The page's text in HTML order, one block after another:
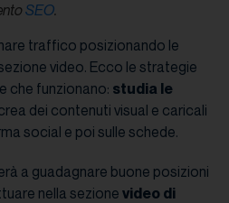
SEO.
traffico posizionando le
video. Ecco le strategie
che funzionano: studia le
dei contenuti visual e caricali
social e poi sulle schede.
a guadagnare buone posizioni
nella sezione video di